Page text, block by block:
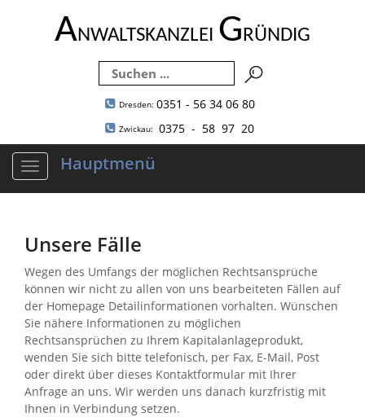
ANWALTSKANZLEI GRÜNDIG
Dresden: 0351 - 56 34 06 80
Zwickau: 0375 - 58 97 20
Navigation
ein-/ausblenden
Hauptmenü
Unsere Fälle
Wegen des Umfangs der möglichen Rechtsansprüche
können wir nicht zu allen von uns bearbeiteten Fällen auf
der Homepage Detailinformationen vorhalten. Wünschen
Sie nähere Informationen zu möglichen
Rechtsansprüchen zu Ihrem Kapitalanlageprodukt,
wenden Sie sich bitte telefonisch, per Fax, E-Mail, Post
oder direkt über dieses Kontaktformular mit Ihrer
Anfrage an uns. Wir werden uns danach kurzfristig mit
Ihnen in Verbindung setzen.